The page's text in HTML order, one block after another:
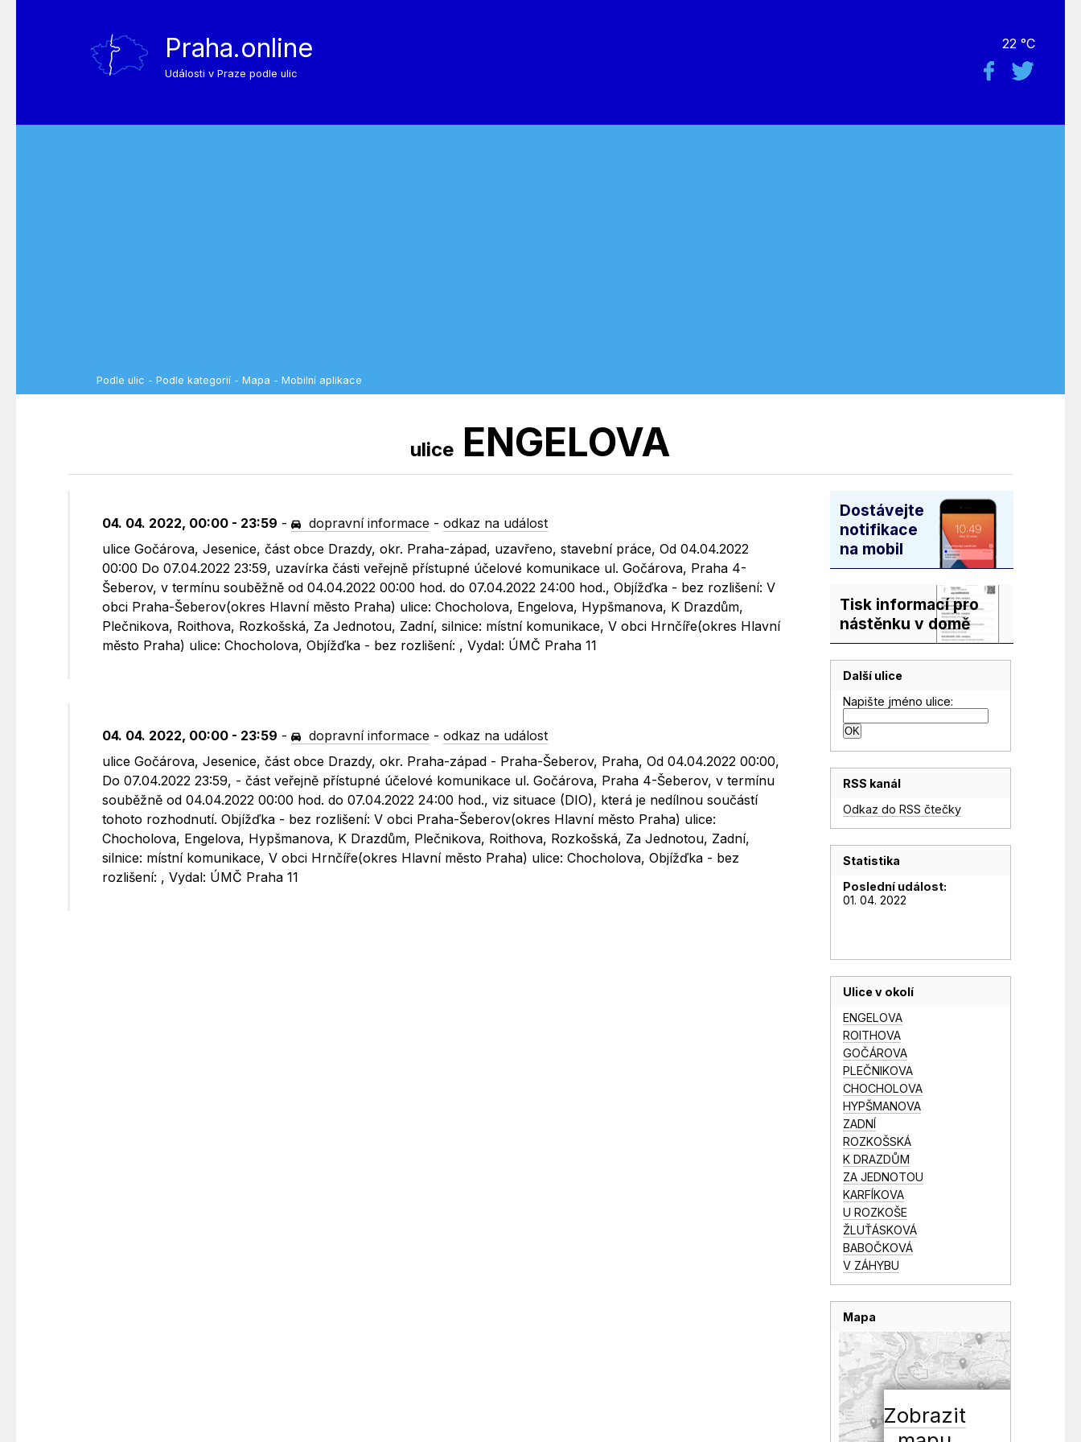
Praha.online
Události v Praze podle ulic
22 °C
Podle ulic - Podle kategorií - Mapa - Mobilní aplikace
ulice ENGELOVA
04. 04. 2022, 00:00 - 23:59 - dopravní informace -odkaz na událost
ulice Gočárova, Jesenice, část obce Drazdy, okr. Praha-západ, uzavřeno, stavební práce, Od 04.04.2022
00:00 Do 07.04.2022 23:59, uzavírka části veřejně přístupné účelové komunikace ul. Gočárova, Praha 4-
Šeberov, v termínu souběžně od 04.04.2022 00:00 hod. do 07.04.2022 24:00 hod., Objížďka - bez rozlišení: V
obci Praha-Šeberov(okres Hlavní město Praha) ulice: Chocholova, Engelova, Hypšmanova, K Drazdům,
Plečnikova, Roithova, Rozkošská, Za Jednotou, Zadní, silnice: místní komunikace, V obci Hrnčíře(okres Hlavní
město Praha) ulice: Chocholova, Objížďka - bez rozlišení: , Vydal: ÚMČ Praha 11
04. 04. 2022, 00:00 - 23:59 - dopravní informace -odkaz na událost
ulice Gočárova, Jesenice, část obce Drazdy, okr. Praha-západ - Praha-Šeberov, Praha, Od 04.04.2022 00:00,
Do 07.04.2022 23:59, - část veřejně přístupné účelové komunikace ul. Gočárova, Praha 4-Šeberov, v termínu
souběžně od 04.04.2022 00:00 hod. do 07.04.2022 24:00 hod., viz situace (DIO), která je nedílnou součástí
tohoto rozhodnutí. Objížďka - bez rozlišení: V obci Praha-Šeberov(okres Hlavní město Praha) ulice:
Chocholova, Engelova, Hypšmanova, K Drazdům, Plečnikova, Roithova, Rozkošská, Za Jednotou, Zadní,
silnice: místní komunikace, V obci Hrnčíře(okres Hlavní město Praha) ulice: Chocholova, Objížďka - bez
rozlišení: , Vydal: ÚMČ Praha 11
Dostávejte
notifikace
na mobil
Tisk informací pro
nástěnku v domě
Další ulice
Napište jméno ulice:
RSS kanál
Odkaz do RSS čtečky
Statistika
Poslední událost:
01. 04. 2022
Ulice v okolí
ENGELOVA
ROITHOVA
GOČÁROVA
PLEČNIKOVA
CHOCHOLOVA
HYPŠMANOVA
ZADNÍ
ROZKOŠSKÁ
K DRAZDŮM
ZA JEDNOTOU
KARFÍKOVA
U ROZKOŠE
ŽLUŤÁSKOVÁ
BABOČKOVÁ
V ZÁHYBU
Mapa
Zobrazit